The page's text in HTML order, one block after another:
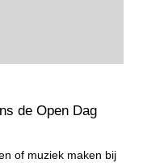
de Open Dag
of muziek maken bij